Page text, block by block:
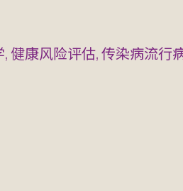
健康风险评估, 传染病流行